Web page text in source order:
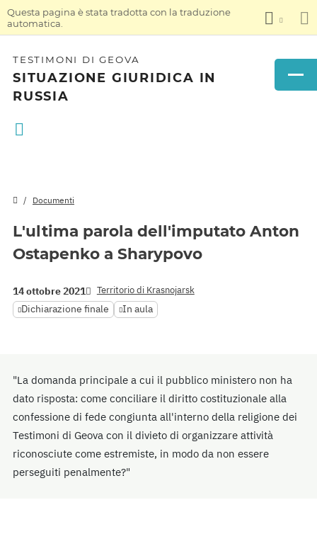
Questa pagina è stata tradotta con la traduzione
automatica.
TESTIMONI DI GEOVA
SITUAZIONE GIURIDICA IN
RUSSIA
Documenti
L'ultima parola dell'imputato Anton
Ostapenko a Sharypovo
14 ottobre 2021 Territorio di Krasnojarsk
Dichiarazione finale In aula
"La domanda principale a cui il pubblico ministero non ha
dato risposta: come conciliare il diritto costituzionale alla
confessione di fede congiunta all'interno della religione dei
Testimoni di Geova con il divieto di organizzare attività
riconosciute come estremiste, in modo da non essere
perseguiti penalmente?"